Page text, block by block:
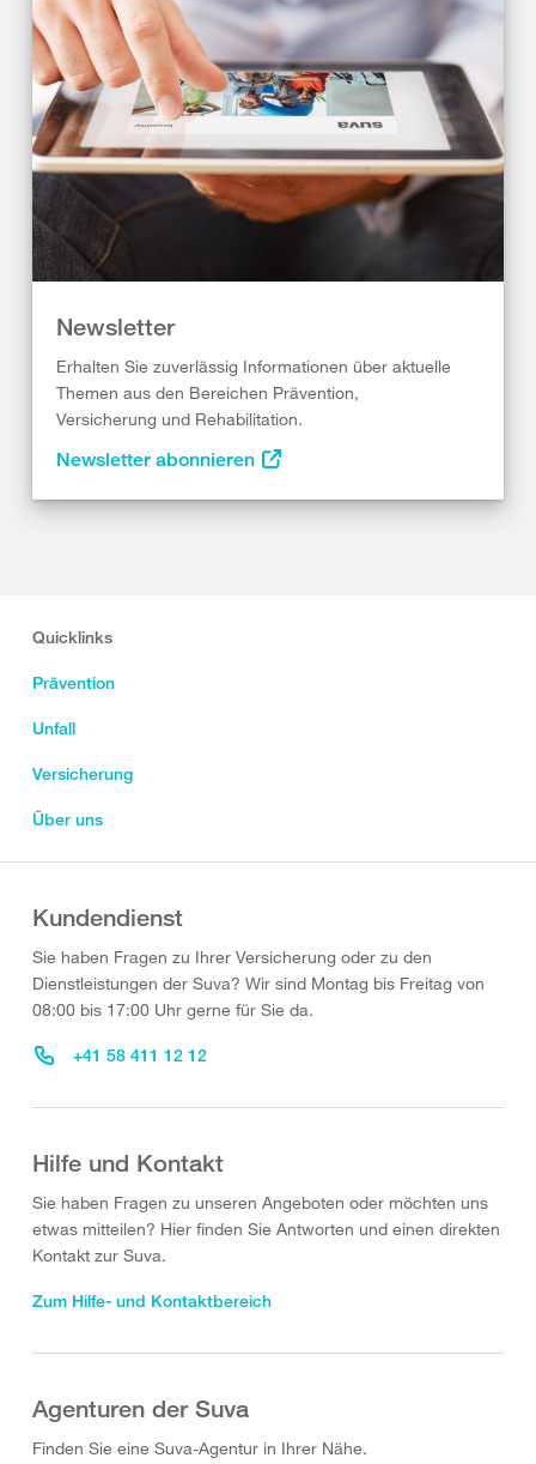
Newsletter
Erhalten Sie zuverlässig Informationen über aktuelle
Themen aus den Bereichen Prävention,
Versicherung und Rehabilitation.
Newsletter abonnieren
Quicklinks
Prävention
Unfall
Versicherung
Über uns
Kundendienst
Sie haben Fragen zu Ihrer Versicherung oder zu den
Dienstleistungen der Suva? Wir sind Montag bis Freitag von
08:00 bis 17:00 Uhr gerne für Sie da.
+41 58 411 12 12
Hilfe und Kontakt
Sie haben Fragen zu unseren Angeboten oder möchten uns
etwas mitteilen? Hier finden Sie Antworten und einen direkten
Kontakt zur Suva.
Zum Hilfe- und Kontaktbereich
Agenturen der Suva
Finden Sie eine Suva-Agentur in Ihrer Nähe.